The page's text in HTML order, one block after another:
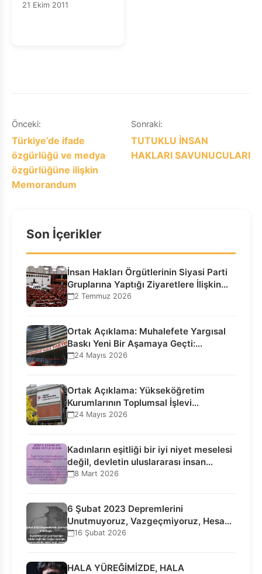
21 Ekim 2011
Yazı
gezinmesi
Önceki:
Türkiye’de ifade
özgürlüğü ve medya
özgürlüğüne ilişkin
Memorandum
Sonraki:
TUTUKLU İNSAN
HAKLARI SAVUNUCULARI
Son İçerikler
İnsan Hakları Örgütlerinin Siyasi Parti
Gruplarına Yaptığı Ziyaretlere İlişkin
Bilgilendirme…
2 Temmuz 2026
Ortak Açıklama: Muhalefete Yargısal
Baskı Yeni Bir Aşamaya Geçti:
Seçilmiş…
24 Mayıs 2026
Ortak Açıklama: Yükseköğretim
Kurumlarının Toplumsal İşlevi
Kurucularının Ticari Akıbetine
24 Mayıs 2026
Kadınların eşitliği bir iyi niyet meselesi
değil, devletin uluslararası insan…
8 Mart 2026
6 Şubat 2023 Depremlerini
Unutmuyoruz, Vazgeçmiyoruz, Hesap
Sorulmasını İstiyoruz!
16 Şubat 2026
HALA YÜREĞİMİZDE, HALA